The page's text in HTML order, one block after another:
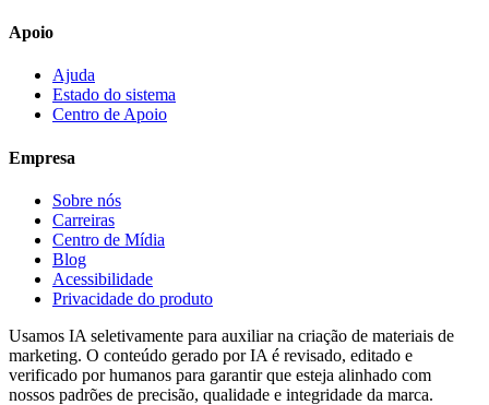
Apoio
Ajuda
Estado do sistema
Centro de Apoio
Empresa
Sobre nós
Carreiras
Centro de Mídia
Blog
Acessibilidade
Privacidade do produto
Usamos IA seletivamente para auxiliar na criação de materiais de
marketing. O conteúdo gerado por IA é revisado, editado e
verificado por humanos para garantir que esteja alinhado com
nossos padrões de precisão, qualidade e integridade da marca.